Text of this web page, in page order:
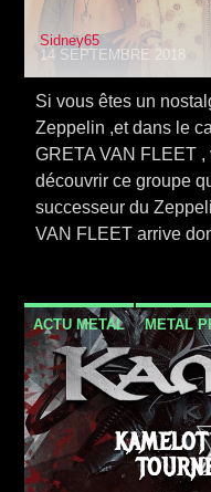
Sidney65
14 SEPTEMBRE 2018
Si vous êtes un
Zeppelin ,et dans le
GRETA VAN FLEET
découvrir ce groupe
successeur du
VAN FLEET arrive
ACTU METAL METAL
TOURNÉE